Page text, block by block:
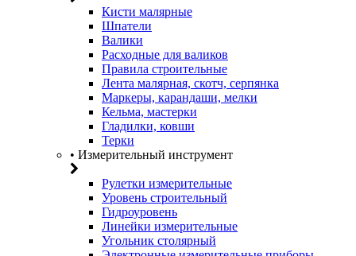
Кисти малярные
Шпатели
Валики
Расходные для валиков
Правила строительные
Лента малярная, скотч, серпянка
Маркеры, карандаши, мелки
Кельма, мастерки
Гладилки, ковши
Терки
• Измерительный инструмент
Рулетки измерительные
Уровень строительный
Гидроуровень
Линейки измерительные
Угольник столярный